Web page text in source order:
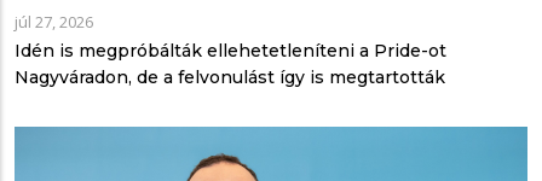
júl 27, 2026
Idén is megpróbálták ellehetetleníteni a Pride-ot
Nagyváradon, de a felvonulást így is megtartották